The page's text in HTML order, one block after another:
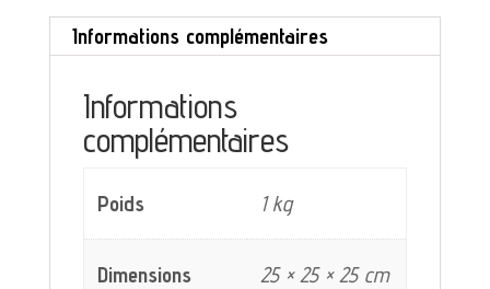
tasses
à
Winterling
Informations complémentaires
Informations
complémentaires
Poids 1 kg
Dimensions 25 × 25 × 25 cm